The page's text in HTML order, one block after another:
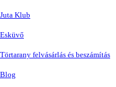
Juta Klub
Esküvő
Törtarany felvásárlás és beszámítás
Blog